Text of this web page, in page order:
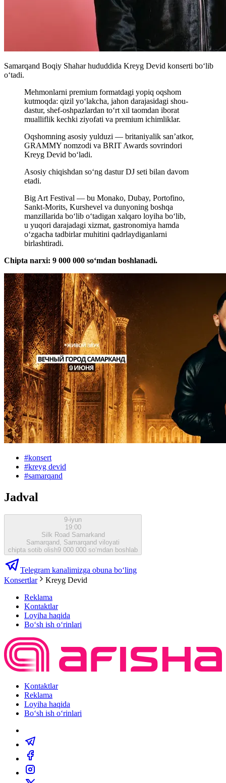
Samarqand Boqiy Shahar hududdida Kreyg Devid konserti boʻlib
oʻtadi.
Mehmonlarni premium formatdagi yopiq oqshom
kutmoqda: qizil yo‘lakcha, jahon darajasidagi shou-
dastur, shef-oshpazlardan to‘rt xil taomdan iborat
mualliflik kechki ziyofati va premium ichimliklar.
Oqshomning asosiy yulduzi — britaniyalik san’atkor,
GRAMMY nomzodi va BRIT Awards sovrindori
Kreyg Devid bo‘ladi.
Asosiy chiqishdan so‘ng dastur DJ seti bilan davom
etadi.
Big Art Festival — bu Monako, Dubay, Portofino,
Sankt-Morits, Kurshevel va dunyoning boshqa
manzillarida bo‘lib o‘tadigan xalqaro loyiha bo‘lib,
u yuqori darajadagi xizmat, gastronomiya hamda
o‘zgacha tadbirlar muhitini qadrlaydiganlarni
birlashtiradi.
Chipta narxi: 9 000 000 soʻmdan boshlanadi.
#konsert
#kreyg devid
#samarqand
Jadval
9-iyun
19:00
Silk Road Samarkand
Samarqand, Samarqand viloyati
chipta sotib olish9 000 000 so‘mdan boshlab
Telegram kanalimizga obuna bo‘ling
Konsertlar
Kreyg Devid
Reklama
Kontaktlar
Loyiha haqida
Bo‘sh ish o‘rinlari
Kontaktlar
Reklama
Loyiha haqida
Bo‘sh ish o‘rinlari